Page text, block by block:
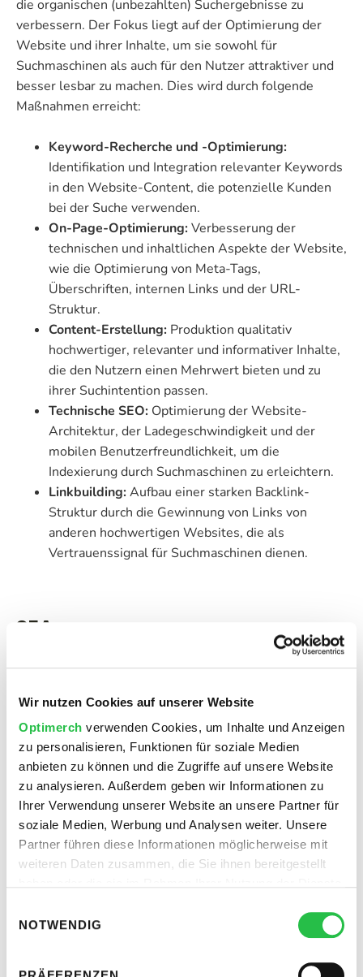
Wir nutzen Cookies auf unserer Website
Optimerch verwenden Cookies, um Inhalte und Anzeigen
zu personalisieren, Funktionen für soziale Medien
anbieten zu können und die Zugriffe auf unsere Website
zu analysieren. Außerdem geben wir Informationen zu
Ihrer Verwendung unserer Website an unsere Partner für
soziale Medien, Werbung und Analysen weiter. Unsere
Partner führen diese Informationen möglicherweise mit
weiteren Daten zusammen, die Sie ihnen bereitgestellt
NOTWENDIG
die organischen (unbezahlten) Suchergebnisse zu
verbessern. Der Fokus liegt auf der Optimierung der
Website und ihrer Inhalte, um sie sowohl für
Suchmaschinen als auch für den Nutzer attraktiver und
besser lesbar zu machen. Dies wird durch folgende
Maßnahmen erreicht:
Keyword-Recherche und -Optimierung:
Identifikation und Integration relevanter Keywords
in den Website-Content, die potenzielle Kunden
bei der Suche verwenden.
On-Page-Optimierung:Verbesserung der
technischen und inhaltlichen Aspekte der Website,
wie die Optimierung von Meta-Tags,
Überschriften, internen Links und der URL-
Struktur.
Content-Erstellung: Produktion qualitativ
hochwertiger, relevanter und informativer Inhalte,
die den Nutzern einen Mehrwert bieten und zu
ihrer Suchintention passen.
Technische SEO: Optimierung der Website-
Architektur, der Ladegeschwindigkeit und der
mobilen Benutzerfreundlichkeit, um die
Indexierung durch Suchmaschinen zu erleichtern.
Linkbuilding:Aufbau einer starken Backlink-
Struktur durch die Gewinnung von Links von
anderen hochwertigen Websites, die als
Vertrauenssignal für Suchmaschinen dienen.
SEA
Suchmaschinenergebnissen angezeigt werden. Diese
Anzeigen erscheinen über, aber auch zwischen den
organischen Ergebnissen und werden auf der Grundlage
eines Auktionsmodells geschaltet. Anzeigen können in
verschiedenen Netzwerken von Google geschaltet
werden, einschließlich Google Shopping, Display-
Netzwerk, YouTube und der Google-Suche. Hier sind die
wichtigsten Schritte und Mechanismen:
Dienstleistungen sind. Die Höhe des Gebots
Erstellung von ansprechenden